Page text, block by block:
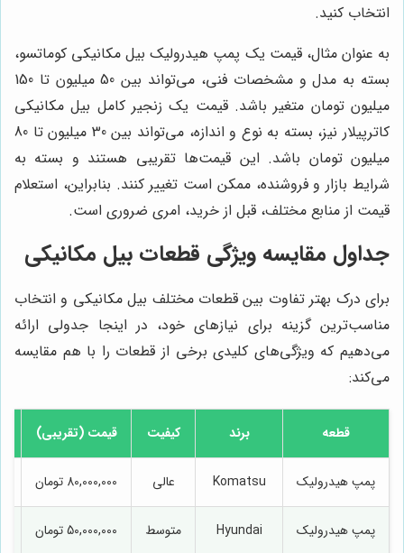
انتخاب کنید.
به عنوان مثال، قیمت یک پمپ هیدرولیک بیل مکانیکی کوماتسو،
بسته به مدل و مشخصات فنی، می‌تواند بین 50 میلیون تا 150
میلیون تومان متغیر باشد. قیمت یک زنجیر کامل بیل مکانیکی
کاترپیلار نیز، بسته به نوع و اندازه، می‌تواند بین 30 میلیون تا 80
میلیون تومان باشد. این قیمت‌ها تقریبی هستند و بسته به
شرایط بازار و فروشنده، ممکن است تغییر کنند. بنابراین، استعلام
قیمت از منابع مختلف، قبل از خرید، امری ضروری است.
جداول مقایسه ویژگی قطعات بیل مکانیکی
برای درک بهتر تفاوت بین قطعات مختلف بیل مکانیکی و انتخاب
مناسب‌ترین گزینه برای نیازهای خود، در اینجا جدولی ارائه
می‌دهیم که ویژگی‌های کلیدی برخی از قطعات را با هم مقایسه
می‌کند:
قطعه برند کیفیت قیمت (تقریبی)
پمپ هیدرولیک Komatsu عالی 80,000,000 تومان
پمپ هیدرولیک Hyundai متوسط 50,000,000 تومان